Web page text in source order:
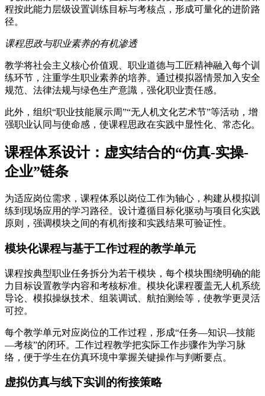
程按此能力层级设置训练目标与考核点，形成可量化的进阶路
径。
课程思政与职业素养的有机渗透
教学将社会主义核心价值观、职业道德与工匠精神融入每个训
练环节，注重学生职业素养的培养。通过模拟器情景加入安全
规范、法律法规与绿色生产意識，强化职业责任感。
此外，组织“职业技能展示周”“无人机文化艺术节”等活动，增
强职业认同与使命感，使课程思政在实践中显性化、常态化。
课程体系设计：虚实结合的“仿真-实操-
企业”链条
为适应岗位需求，课程体系以岗位工作为轴心，构建从模拟训
练到现场应用的学习路径。设计遵循目标化驱动与项目化实践
原则，强调模块之间的有机衔接和实践结果可验证性。
模块化课程与基于工作过程的教学单元
课程按典型职业任务拆分为若干模块，每个模块围绕明确的能
力目标设置教学内容和考核标准。模块化课程覆盖无人机系统
导论、模拟操纵技术、组装调试、航拍测绘等，使教学更灵活
可控。
每个教学单元对应岗位的工作过程，形成“任务—知识—技能
—考核”的闭环。工作过程教学把实际工作步骤作为学习脉
络，便于学生在仿真环境中掌握关键操作与判断要点。
虚拟仿真与线下实训的衔接策略